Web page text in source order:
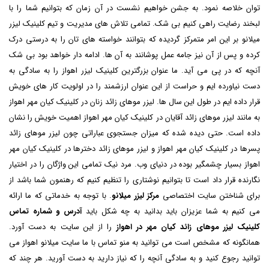
توان خلاصه نمود. به جشن خواهیم نشست در آن زمان که بتوانیم شما را با
لبخند رضایت راهی کنیم بی شک. تمامی تلاش های مدیریت و تیم کلینیک لیزر
میلانو بر این امر متمرکز گردیده که بتوانند خواسته های تان را به درستی درک
کرده و پس از آن نیز جامه عمل پوشانند به آن ها. ادامه دار خواهد بود بی شک
آنچه که در پی می آید. ما عنوان بزرگترین کلینیک لیزر اهواز را به سادگی به
دست نیاورده ایم و حراست از این عنوان ارزشمند را در اولویت کار های خویش
قرار داده ایم در طول این سال ها. لیزر موهای زائد زنان در کلینیک کیان مهر اهواز
به مانند لیزر موهای زائد آقایان در کلینیک کیان مهر اهواز اهمیت خویش را نشان
داده است. حتی دیده شده که میزان جستجوی عباراتی چون لیزر موهای زائد
پسرها در کلینیک کیان مهر اهواز و لیزر موهای زائد دخترها در کلینیک کیان مهر
اهواز بسیار چشمگیر بوده در دنیای وب. مرد نیک تمامی این واژگان را در اختیار
نگارنده قرار داد است تا بتوانیم نوشتاری را تنظیم کنیم که رهنمون شما باشد از
برای شناختن سایت اختصاصی مرکز لیزر میلانو. با توجه به خدماتی که ما ارائه
می کنیم به شما عزیزان باید بدانید به چه شکل بایدآدرس و شماره تماس
کلینیک لیزر موهای زائد کیان مهر در اهواز را از این سایت به دست آورد.
همانگونه که مشخص است می توانید به منو تماس با ماسایت میلانو اهواز می
توانید رجوع کنید و به سادگی آنچه را که نیاز دارید به دست آورید. هر چند که